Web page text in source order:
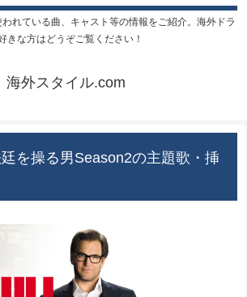
れている曲、キャスト等の情報をご紹介。海外ドラ
きな方はどうぞご覧ください！
海外スタイル.com
を操る男Season2の主題歌・挿